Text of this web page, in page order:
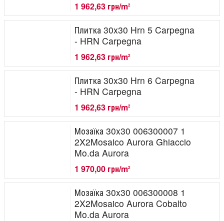
1 962,63 грн/m2
Плитка 30x30 Hrn 5 Carpegna
- HRN Carpegna
1 962,63 грн/m2
Плитка 30x30 Hrn 6 Carpegna
- HRN Carpegna
1 962,63 грн/m2
Мозаїка 30x30 006300007 1
2X2Mosaico Aurora Ghiaccio
Mo.da Aurora
1 970,00 грн/m2
Мозаїка 30x30 006300008 1
2X2Mosaico Aurora Cobalto
Mo.da Aurora